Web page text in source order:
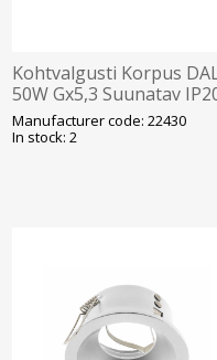
Kohtvalgusti Korpus
50W Gx5,3 Suunatav
Ava 70mm Valge Kanlux
Manufacturer code: 22430
In stock: 2